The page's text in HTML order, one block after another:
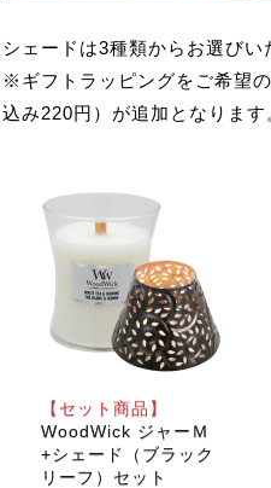
シェードは3種類からお選びい
※ギフトラッピングをご希望
込み220円）が追加となります
【セット商品】
WoodWick ジャーＭ
+シェード（ブラック
リーフ）セット